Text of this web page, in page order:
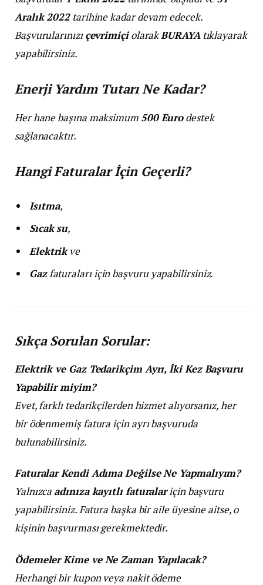
Aralık 2022tarihine kadar devam edecek.
BaşvurularınızıçevrimiçiolarakBURAYAtıklayarak
yapabilirsiniz.
Enerji Yardım Tutarı Ne Kadar?
Her hane başına maksimum 500 Eurodestek
sağlanacaktır.
Hangi Faturalar İçin Geçerli?
Isıtma,
Sıcak su,
Elektrikve
Gazfaturaları için başvuru yapabilirsiniz.
Sıkça Sorulan Sorular:
Elektrik ve Gaz Tedarikçim Ayrı, İki Kez Başvuru
Yapabilir miyim?
Evet, farklı tedarikçilerden hizmet alıyorsanız, her
bir ödenmemiş fatura için ayrı başvuruda
bulunabilirsiniz.
Faturalar Kendi Adıma Değilse Ne Yapmalıyım?
Yalnızca adınıza kayıtlı faturalariçin başvuru
yapabilirsiniz. Fatura başka bir aile üyesine aitse, o
kişinin başvurması gerekmektedir.
Ödemeler Kime ve Ne Zaman Yapılacak?
Herhangi bir kupon veya nakit ödeme